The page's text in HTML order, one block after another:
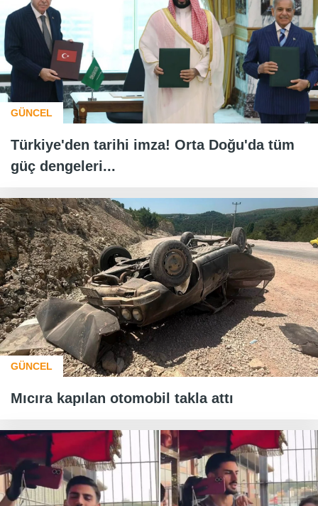
GÜNCEL
Türkiye'den tarihi imza! Orta Doğu'da tüm
güç dengeleri...
GÜNCEL
Mıcıra kapılan otomobil takla attı